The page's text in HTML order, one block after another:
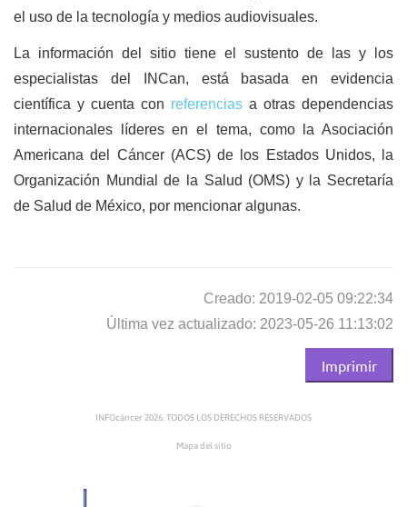
el uso de la tecnología y medios audiovisuales.
La información del sitio tiene el sustento de las y los
especialistas del INCan, está basada en evidencia
científica y cuenta con referencias a otras dependencias
internacionales líderes en el tema, como la Asociación
Americana del Cáncer (ACS) de los Estados Unidos, la
Organización Mundial de la Salud (OMS) y la Secretaría
de Salud de México, por mencionar algunas.
Creado: 2019-02-05 09:22:34
Última vez actualizado: 2023-05-26 11:13:02
Imprimir
INFOcáncer 2026. TODOS LOS DERECHOS RESERVADOS
Mapa del sitio